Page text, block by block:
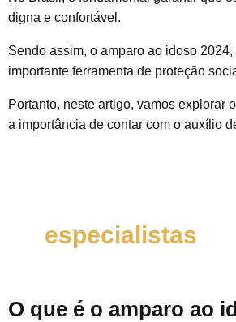
digna e confortável.
Sendo assim, o amparo ao idoso
importante ferramenta de proteção
Portanto, neste artigo, vamos explorar
a importância de contar com o auxílio
especialistas
O que é o amparo ao